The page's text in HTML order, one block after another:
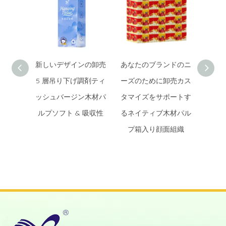
新しいデザインの卸売
5 層吊り下げ調剤ティ
ッシュバージン木材パ
ルプソフト & 吸収性
あなたのブランドのニ
ーズのために卸売カス
タマイズをサポートす
るネイティブ木材パル
プ箱入り顔面組織
木材